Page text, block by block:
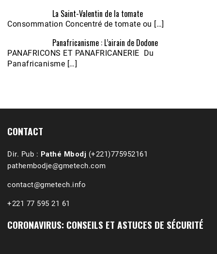
Écoutez le parcours de Claudiane Kapia
Nobana (Podologue)
Feb 24, 2021 • 28mn
1988-1989 :  La polémique de Guidimakha
La Saint-Valentin de la tomate
Consommation Concentré de tomate ou […]
Panafricanisme : L’airain de Dodone
PANAFRICONS ET PANAFRICANERIE Du
Panafricanisme […]
CONTACT
Dir. Pub : Pathé Mbodj (+221)775952161
pathembodje@gmetech.com
contact@gmetech.info
+221 77 595 21 61
CORONAVIRUS: CONSEILS ET ASTUCES DE SÉCURITÉ